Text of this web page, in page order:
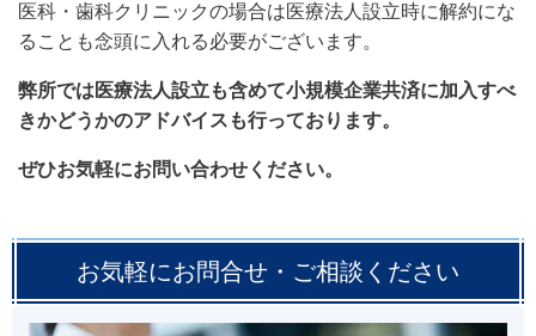
医科・歯科クリニックの場合は医療法人設立時に解約にな
ることも念頭に入れる必要がございます。
弊所では医療法人設立も含めて小規模企業共済に加入すべ
きかどうかのアドバイスも行っております。
ぜひお気軽にお問い合わせください。
お気軽にお問合せ・ご相談ください